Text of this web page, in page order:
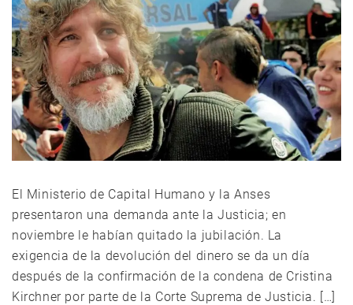
El Ministerio de Capital Humano y la Anses
presentaron una demanda ante la Justicia; en
noviembre le habían quitado la jubilación. La
exigencia de la devolución del dinero se da un día
después de la confirmación de la condena de Cristina
Kirchner por parte de la Corte Suprema de Justicia. […]